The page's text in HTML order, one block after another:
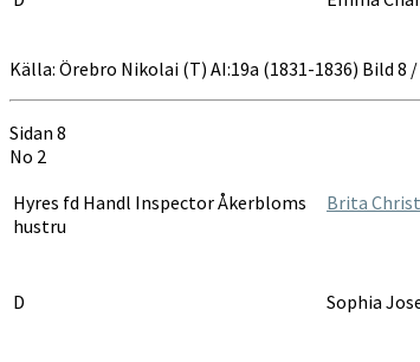
Källa: Örebro Nikolai (T) AI:19a (1831-1836) Bild 8 /
Sidan 8
No 2
Hyres fd Handl Inspector Åkerbloms
hustru
Brita
D
Sophia